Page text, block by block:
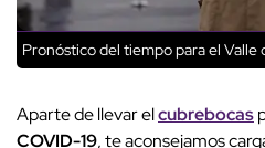
Pronóstico del tiempo para el
Aparte de llevar elcubrebocas
COVID-19, te aconsejamos